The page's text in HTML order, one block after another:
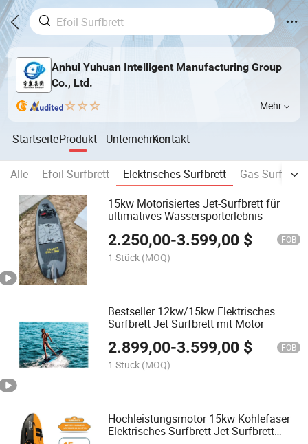
Anhui Yuhuan Intelligent Manufacturing Group
Co., Ltd.
Mehr
StartseiteProdukt UnternehmenKontakt
Alle Efoil Surfbrett Elektrisches Surfbrett
Gas-Surfbrett
15kw Motorisiertes Jet-Surfbrett für
ultimatives Wassersporterlebnis
2.250,00-3.599,00 $ FOB
1 Stück (MOQ)
Bestseller 12kw/15kw Elektrisches
Surfbrett Jet Surfbrett mit Motor
2.899,00-3.599,00 $ FOB
1 Stück (MOQ)
Hochleistungsmotor 15kw Kohlefaser
Elektrisches Surfbrett Jet Surfbrett